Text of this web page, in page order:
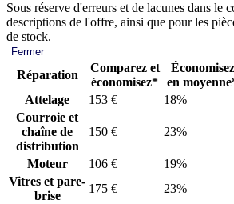
Sous réserve d'erreurs et de lacunes dans le
descriptions de l'offre, ainsi que pour les
de stock.
Fermer
Réparation
Comparez et
économisez*
Économisez
en
Attelage
153 € 18%
Courroie et
chaîne de
distribution
150 € 23%
Moteur 106 € 19%
Vitres et pare-
brise
175 € 23%